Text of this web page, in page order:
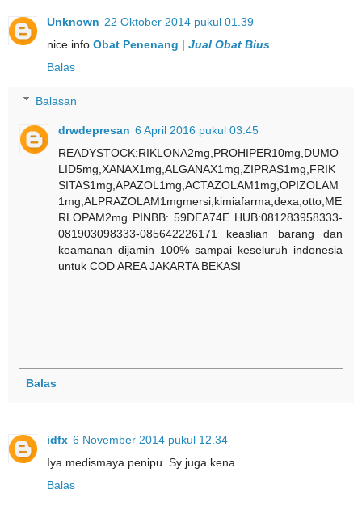
Unknown 22 Oktober 2014 pukul 01.39
nice info Obat Penenang | Jual Obat Bius
Balas
Balasan
drwdepresan 6 April 2016 pukul 03.45
READYSTOCK:RIKLONA2mg,PROHIPER10mg,DUMO
LID5mg,XANAX1mg,ALGANAX1mg,ZIPRAS1mg,FRIK
SITAS1mg,APAZOL1mg,ACTAZOLAM1mg,OPIZOLAM
1mg,ALPRAZOLAM1mgmersi,kimiafarma,dexa,otto,ME
RLOPAM2mg PINBB: 59DEA74E HUB:081283958333-
081903098333-085642226171 keaslian barang dan
keamanan dijamin 100% sampai keseluruh indonesia
untuk COD AREA JAKARTA BEKASI
Balas
idfx 6 November 2014 pukul 12.34
Iya medismaya penipu. Sy juga kena.
Balas